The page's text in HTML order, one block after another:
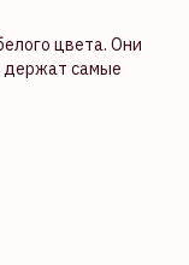
цвета. Они
держат самые